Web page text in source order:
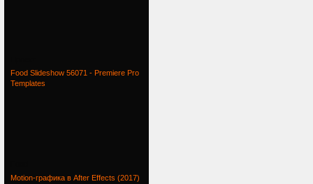
Food Slideshow 56071 - Premiere Pro
Templates
Motion-графика в After Effects (2017)